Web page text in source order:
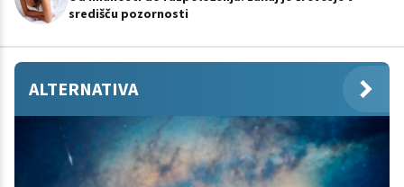
središču pozornosti
ALTERNATIVA